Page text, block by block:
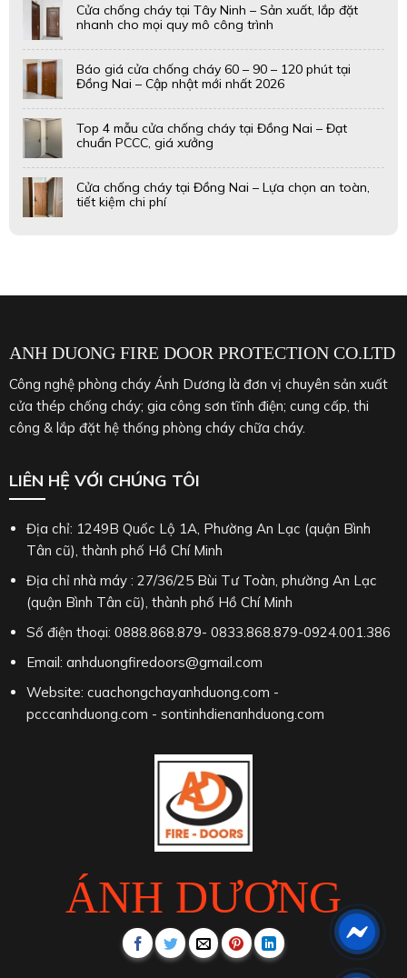
Cửa chống cháy tại Tây Ninh – Sản xuất, lắp đặt
nhanh cho mọi quy mô công trình
Báo giá cửa chống cháy 60 – 90 – 120 phút tại
Đồng Nai – Cập nhật mới nhất 2026
Top 4 mẫu cửa chống cháy tại Đồng Nai – Đạt
chuẩn PCCC, giá xưởng
Cửa chống cháy tại Đồng Nai – Lựa chọn an toàn,
tiết kiệm chi phí
ANH DUONG FIRE DOOR PROTECTION CO.LTD
Công nghệ phòng cháy Ánh Dương là đơn vị chuyên sản xuất
cửa thép chống cháy; gia công sơn tĩnh điện; cung cấp, thi
công & lắp đặt hệ thống phòng cháy chữa cháy.
ÁNH DƯƠNG
LIÊN HỆ VỚI CHÚNG TÔI
Địa chỉ: 1249B Quốc Lộ 1A, Phường An Lạc (quận Bình
Tân cũ), thành phố Hồ Chí Minh
Địa chỉ nhà máy : 27/36/25 Bùi Tư Toàn, phường An Lạc
(quận Bình Tân cũ), thành phố Hồ Chí Minh
Số điện thoại: 0888.868.879- 0833.868.879-0924.001.386
Email: anhduongfiredoors@gmail.com
Website: cuachongchayanhduong.com -
pcccanhduong.com - sontinhdienanhduong.com